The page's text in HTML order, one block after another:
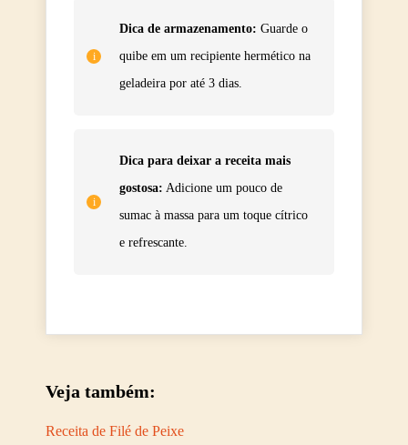
Dica de armazenamento: Guarde o
quibe em um recipiente hermético na
geladeira por até 3 dias.
Dica para deixar a receita mais
gostosa: Adicione um pouco de
sumac à massa para um toque cítrico
e refrescante.
Veja também:
Receita de Filé de Peixe